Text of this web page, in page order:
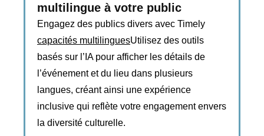
multilingue à votre public
Engagez des publics divers avec Timely
capacités multilinguesUtilisez des outils
basés sur l’IA pour afficher les détails de
l’événement et du lieu dans plusieurs
langues, créant ainsi une expérience
inclusive qui reflète votre engagement envers
la diversité culturelle.